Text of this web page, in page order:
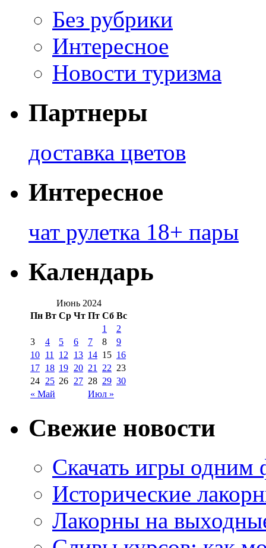
Без рубрики
Интересное
Новости туризма
Партнеры
доставка цветов
Интересное
чат рулетка 18+ пары
Календарь
Июнь 2024
Пн Вт Ср Чт Пт Сб Вс
« Май Июл »
1
2
3
4 5 6 7 8
9
10 11 12 13 14 15 16
17 18 19 20 21 22 23
24 25 26 27 28 29 30
Свежие новости
Скачать игры одним
Исторические
Лакорны на